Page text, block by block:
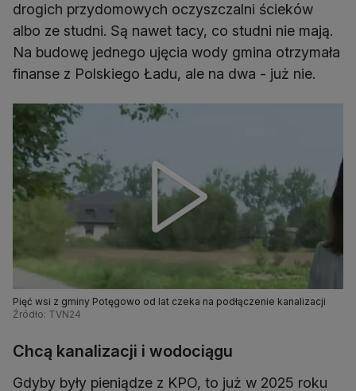
drogich przydomowych oczyszczalni ścieków
albo ze studni. Są nawet tacy, co studni nie mają.
Na budowę jednego ujęcia wody gmina otrzymała
finanse z Polskiego Ładu, ale na dwa - już nie.
Pięć wsi z gminy Potęgowo od lat czeka na podłączenie kanalizacji
Źródło: TVN24
Chcą kanalizacji i wodociągu
Gdyby były pieniądze z KPO, to już w 2025 roku